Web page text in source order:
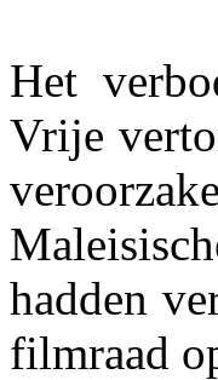
Het
Vrije
hadden
filmraad